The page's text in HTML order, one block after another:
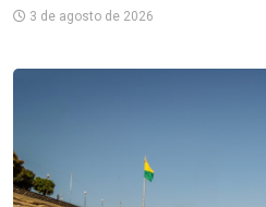
3 de agosto de 2026